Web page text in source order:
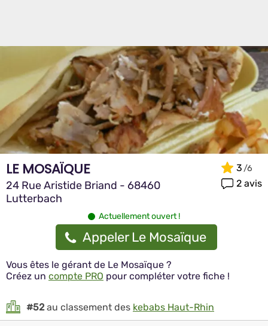
LE MOSAÏQUE
24 Rue Aristide Briand - 68460
Lutterbach
3
2 avis
Actuellement ouvert !
Appeler Le Mosaïque
Vous êtes le gérant de Le Mosaïque ?
Créez un compte PRO pour compléter votre fiche !
#52au classement des kebabs Haut-Rhin